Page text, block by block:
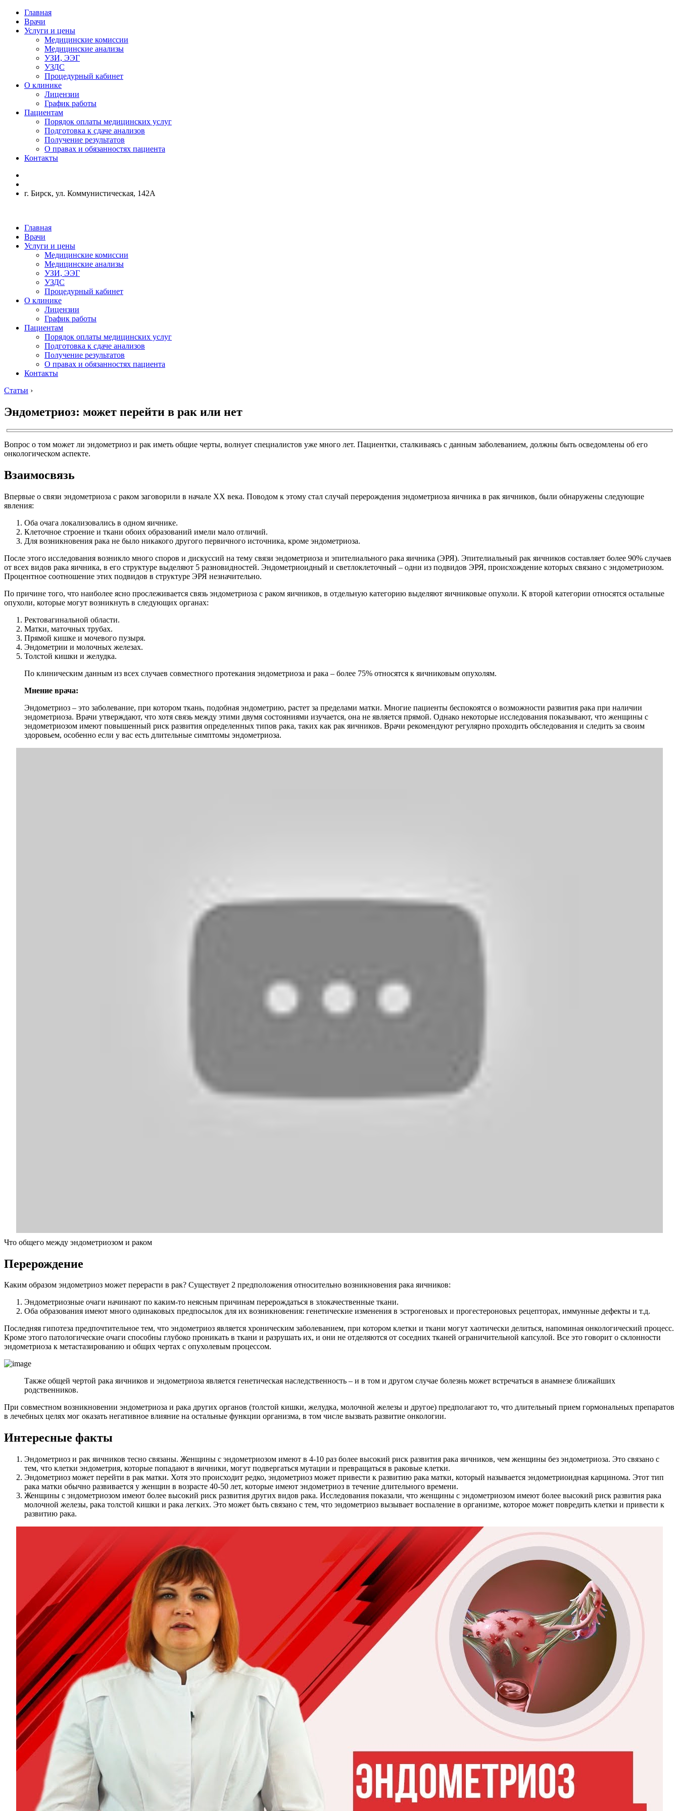
Главная
Врачи
Услуги и цены
Медицинские комиссии
Медицинские анализы
УЗИ, ЭЭГ
УЗДС
Процедурный кабинет
О клинике
Лицензии
График работы
Пациентам
Порядок оплаты медицинских услуг
Подготовка к сдаче анализов
Получение результатов
О правах и обязанностях пациента
Контакты
г. Бирск, ул. Коммунистическая, 142А
Главная
Врачи
Услуги и цены
Медицинские комиссии
Медицинские анализы
УЗИ, ЭЭГ
УЗДС
Процедурный кабинет
О клинике
Лицензии
График работы
Пациентам
Порядок оплаты медицинских услуг
Подготовка к сдаче анализов
Получение результатов
О правах и обязанностях пациента
Контакты
Статьи ›
Эндометриоз: может перейти в рак или нет
Вопрос о том может ли эндометриоз и рак иметь общие черты, волнует специалистов уже много лет. Пациентки, сталкиваясь с данным заболеванием, должны быть осведомлены об его
онкологическом аспекте.
Взаимосвязь
Впервые о связи эндометриоза с раком заговорили в начале XX века. Поводом к этому стал случай перерождения эндометриоза яичника в рак яичников, были обнаружены следующие
явления:
Оба очага локализовались в одном яичнике.
Клеточное строение и ткани обоих образований имели мало отличий.
Для возникновения рака не было никакого другого первичного источника, кроме эндометриоза.
После этого исследования возникло много споров и дискуссий на тему связи эндометриоза и эпителиального рака яичника (ЭРЯ). Эпителиальный рак яичников составляет более 90% случаев
от всех видов рака яичника, в его структуре выделяют 5 разновидностей. Эндометриоидный и светлоклеточный – одни из подвидов ЭРЯ, происхождение которых связано с эндометриозом.
Процентное соотношение этих подвидов в структуре ЭРЯ незначительно.
По причине того, что наиболее ясно прослеживается связь эндометриоза с раком яичников, в отдельную категорию выделяют яичниковые опухоли. К второй категории относятся остальные
опухоли, которые могут возникнуть в следующих органах:
Ректовагинальной области.
Матки, маточных трубах.
Прямой кишке и мочевого пузыря.
Эндометрии и молочных железах.
Толстой кишки и желудка.
По клиническим данным из всех случаев совместного протекания эндометриоза и рака – более 75% относятся к яичниковым опухолям.
Мнение врача:
Эндометриоз – это заболевание, при котором ткань, подобная эндометрию, растет за пределами матки. Многие пациенты беспокоятся о возможности развития рака при наличии
эндометриоза. Врачи утверждают, что хотя связь между этими двумя состояниями изучается, она не является прямой. Однако некоторые исследования показывают, что женщины с
эндометриозом имеют повышенный риск развития определенных типов рака, таких как рак яичников. Врачи рекомендуют регулярно проходить обследования и следить за своим
здоровьем, особенно если у вас есть длительные симптомы эндометриоза.
Что общего между эндометриозом и раком
Перерождение
Каким образом эндометриоз может перерасти в рак? Существует 2 предположения относительно возникновения рака яичников:
Эндометриозные очаги начинают по каким-то неясным причинам перерождаться в злокачественные ткани.
Оба образования имеют много одинаковых предпосылок для их возникновения: генетические изменения в эстрогеновых и прогестероновых рецепторах, иммунные дефекты и т.д.
Последняя гипотеза предпочтительное тем, что эндометриоз является хроническим заболеванием, при котором клетки и ткани могут хаотически делиться, напоминая онкологический процесс.
Кроме этого патологические очаги способны глубоко проникать в ткани и разрушать их, и они не отделяются от соседних тканей ограничительной капсулой. Все это говорит о склонности
эндометриоза к метастазированию и общих чертах с опухолевым процессом.
Также общей чертой рака яичников и эндометриоза является генетическая наследственность – и в том и другом случае болезнь может встречаться в анамнезе ближайших
родственников.
При совместном возникновении эндометриоза и рака других органов (толстой кишки, желудка, молочной железы и другое) предполагают то, что длительный прием гормональных препаратов
в лечебных целях мог оказать негативное влияние на остальные функции организма, в том числе вызвать развитие онкологии.
Интересные факты
Эндометриоз и рак яичников тесно связаны. Женщины с эндометриозом имеют в 4-10 раз более высокий риск развития рака яичников, чем женщины без эндометриоза. Это связано с
тем, что клетки эндометрия, которые попадают в яичники, могут подвергаться мутации и превращаться в раковые клетки.
Эндометриоз может перейти в рак матки. Хотя это происходит редко, эндометриоз может привести к развитию рака матки, который называется эндометриоидная карцинома. Этот тип
рака матки обычно развивается у женщин в возрасте 40-50 лет, которые имеют эндометриоз в течение длительного времени.
Женщины с эндометриозом имеют более высокий риск развития других видов рака. Исследования показали, что женщины с эндометриозом имеют более высокий риск развития рака
молочной железы, рака толстой кишки и рака легких. Это может быть связано с тем, что эндометриоз вызывает воспаление в организме, которое может повредить клетки и привести к
развитию рака.